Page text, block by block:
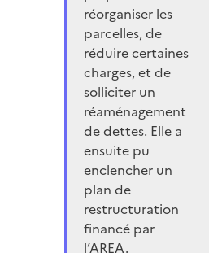
réorganiser les
parcelles, de
réduire certaines
charges, et de
solliciter un
réaménagement
de dettes. Elle a
ensuite pu
enclencher un
plan de
restructuration
financé par
l’AREA.